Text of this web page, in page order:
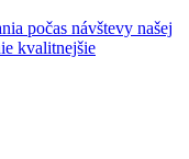
počas návštevy našej
kvalitnejšie